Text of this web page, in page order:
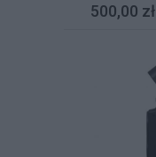
500,00 zł